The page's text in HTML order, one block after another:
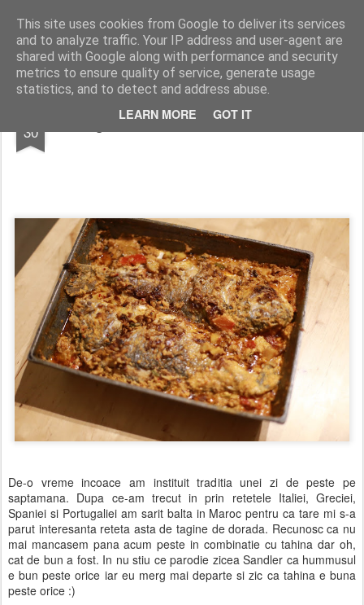
This site uses cookies from Google to deliver its services
and to analyze traffic. Your IP address and user-agent are
shared with Google along with performance and security
metrics to ensure quality of service, generate usage
statistics, and to detect and address abuse.
LEARN MORE GOT IT
wine and knives
30 Tagine de dorada cu sos de tahina
De-o vreme incoace am instituit traditia unei zi de peste pe
saptamana. Dupa ce-am trecut in prin retetele Italiei, Greciei,
Spaniei si Portugaliei am sarit balta in Maroc pentru ca tare mi s-a
parut interesanta reteta asta de tagine de dorada. Recunosc ca nu
mai mancasem pana acum peste in combinatie cu tahina dar oh,
cat de bun a fost. In nu stiu ce parodie zicea Sandler ca hummusul
e bun peste orice iar eu merg mai departe si zic ca tahina e buna
peste orice :)